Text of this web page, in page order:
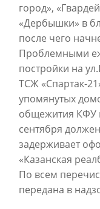
город»,
«Дербышки» в
после чего
Проблемными
постройки на
ТСЖ «Спартак-
упомянутых
общежития КФУ
сентября
задерживает
«Казанская
По всем
передана в